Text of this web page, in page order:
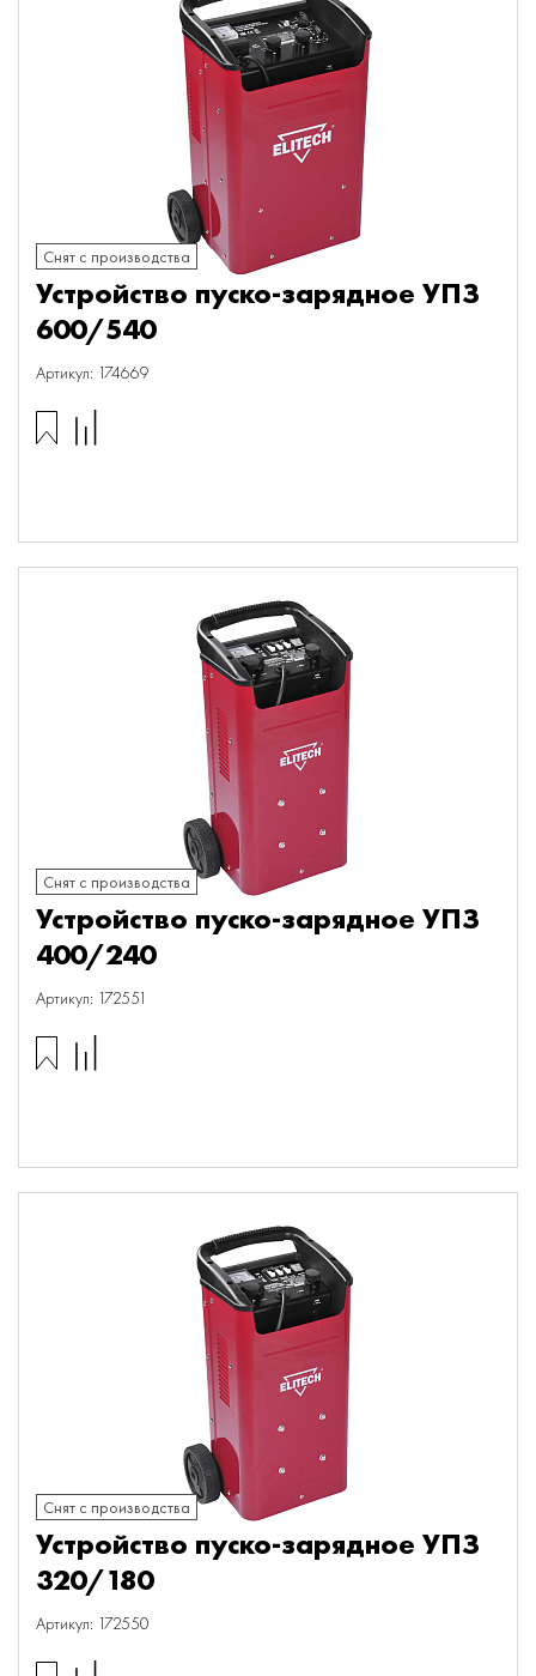
Снят с производства
Устройство пуско-зарядное УПЗ
600/540
Артикул: 174669
Снят с производства
Устройство пуско-зарядное УПЗ
400/240
Артикул: 172551
Снят с производства
Устройство пуско-зарядное УПЗ
320/180
Артикул: 172550